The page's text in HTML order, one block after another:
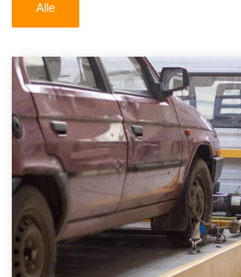
U kunt er ook voor kiezen om direct
verkopen en op te laten halen door de
Ophaaldienst van Autosloperijen.nl.
auto gratis ophalen in
telefonisch contact op of maak een
Wilt u direct een tweedehands auto
offerte aanvragen? Dat kan via de
uw kenteken in en druk op verzenden.
Wij kunnen u helpen met de inkoop
eigenlijk alle merken, zoals Alfa
Alle